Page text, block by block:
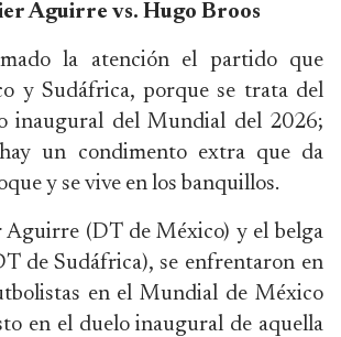
Aguirre vs. Hugo Broos
la atención el partido que
y Sudáfrica, porque se trata del
inaugural del Mundial del 2026;
un condimento extra que da
y se vive en los banquillos.
Aguirre (DT de México) y el belga
de Sudáfrica), se enfrentaron en
en el Mundial de México
en el duelo inaugural de aquella